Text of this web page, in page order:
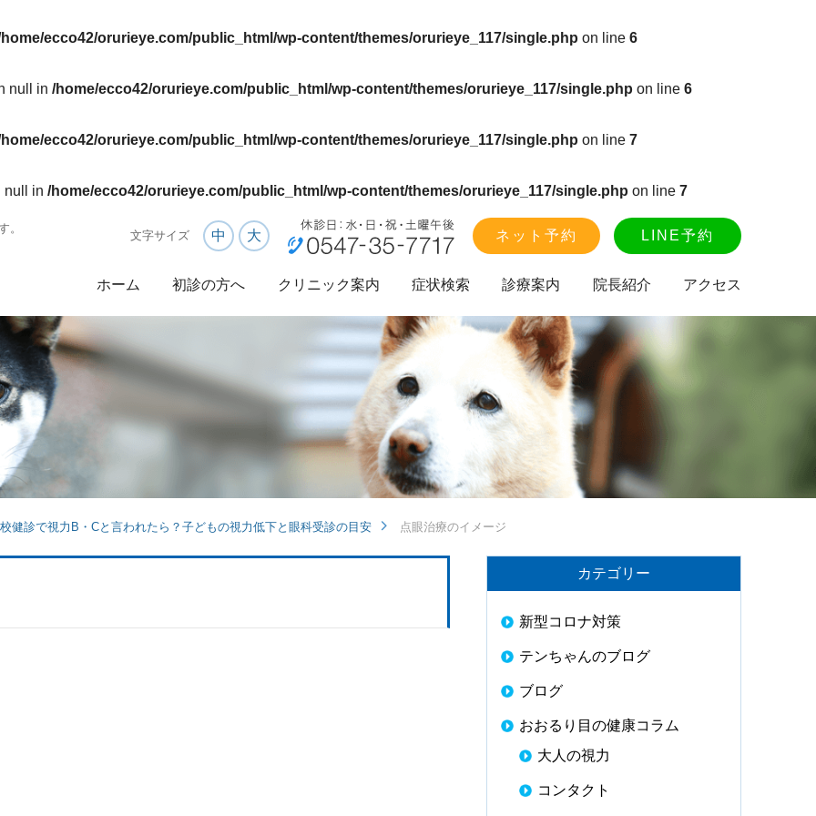
ecco42/orurieye.com/public_html/wp-content/themes/orurieye_117/single.php on line 6
null in /home/ecco42/orurieye.com/public_html/wp-content/themes/orurieye_117/single.php on line 6
ecco42/orurieye.com/public_html/wp-content/themes/orurieye_117/single.php on line 7
null in /home/ecco42/orurieye.com/public_html/wp-content/themes/orurieye_117/single.php on line 7
。
文字サイズ 中 大 ネット予約 LINE予約
ホーム 初診の方へ クリニック案内 症状検索 診療案内 院長紹介 アクセス
健診で視力B・Cと言われたら？子どもの視力低下と眼科受診の目安 点眼治療のイメージ
カテゴリー
新型コロナ対策
テンちゃんのブログ
ブログ
おおるり目の健康コラム
大人の視力
コンタクト